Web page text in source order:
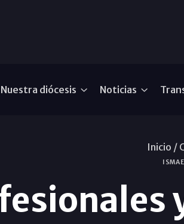
Nuestra diócesis Noticias
Inicio /